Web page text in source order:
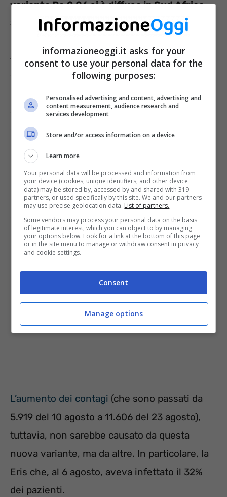
variante Ba.2.86 si è diffusa in Sud Africa,
Stati Uniti, Israele e Regno Unito.
A differenza di quanto è accaduto negli ultimi
3 anni, tuttavia, si tratta di casi che sembrano
non essere collegati tra di loro, come ha
spiegato il dottor Ciccozzi, direttore dell’Unità
di Statistica Molecolare e di Epidemiologia del
Campus Bio-Medico di Roma.
In Italia, per il momento, non ci sarebbero
pazienti colpiti da Pirola, ma non si esclude
che possa diffondersi anche nel nostro
Paese.
L’aumento dei contagi (che sono passati da
5.919 del 10 agosto a 11.606 del 23 agosto),
tuttavia, non sarebbe causato da questa
nuova variante, ma da altre. In particolare, la
Eris che, al 6 agosto, aveva infettato il 32%
dei pazienti.
informazioneoggi.it asks for your
consent to use your personal data for the
following purposes:
Personalised advertising and content, advertising and
content measurement, audience research and
services development
Store and/or access information on a device
Learn more
Your personal data will be processed and information from
your device (cookies, unique identifiers, and other device
data) may be stored by, accessed by and shared with 319
partners, or used specifically by this site. We and our partners
may use precise geolocation data. List of partners.
Some vendors may process your personal data on the basis
of legitimate interest, which you can object to by managing
your options below. Look for a link at the bottom of this page
or in the site menu to manage or withdraw consent in privacy
and cookie settings.
Consent
Manage options